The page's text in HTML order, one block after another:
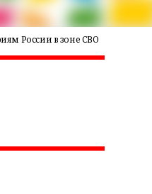
России в зоне СВО